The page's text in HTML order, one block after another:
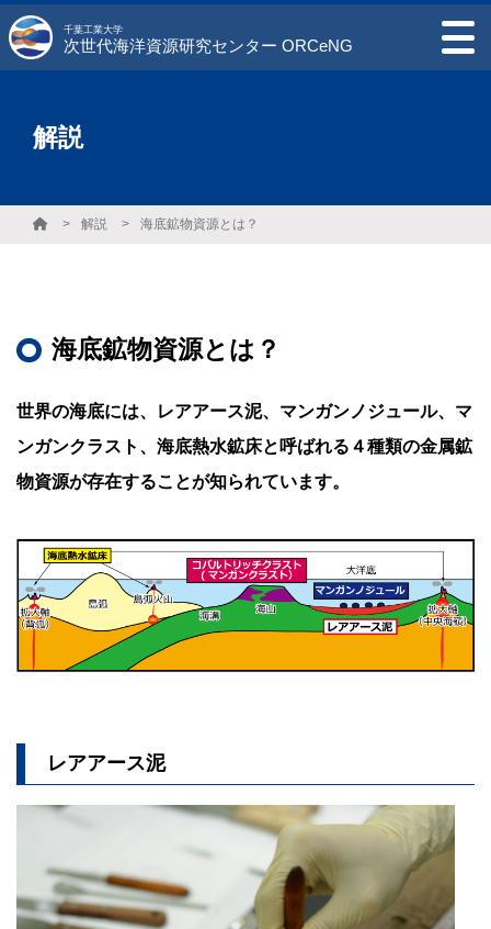
千葉工業大学
次世代海洋資源研究センター ORCeNG
解説
解説 海底鉱物資源とは？
海底鉱物資源とは？
世界の海底には、レアアース泥、マンガンノジュール、マ
ンガンクラスト、海底熱水鉱床と呼ばれる４種類の金属鉱
物資源が存在することが知られています。
レアアース泥